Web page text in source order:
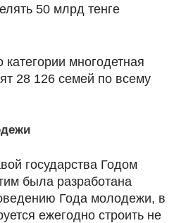
50 млрд тенге
многодетная
28 126 семей по всему
государства Годом
была разработана
Года молодежи, в
ежегодно строить не